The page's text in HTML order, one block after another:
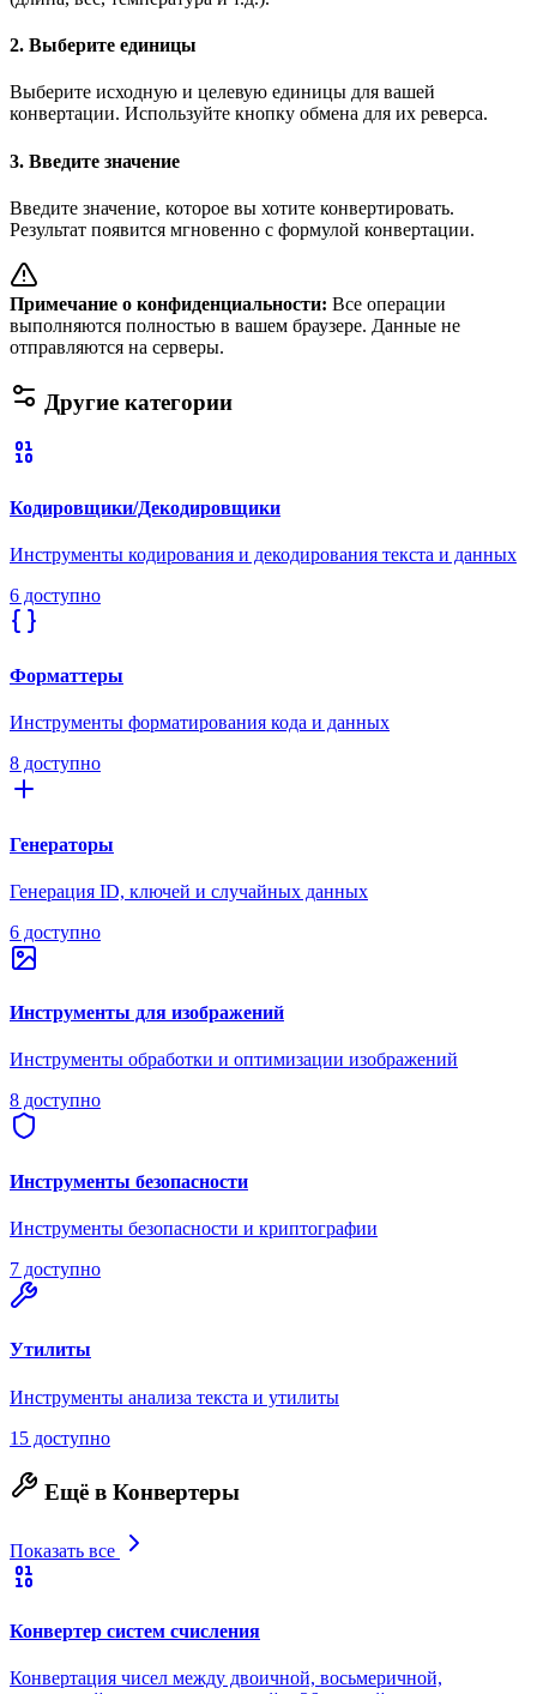
2. Выберите единицы
Выберите исходную и целевую единицы для вашей
конвертации. Используйте кнопку обмена для их реверса.
3. Введите значение
Введите значение, которое вы хотите конвертировать.
Результат появится мгновенно с формулой конвертации.
Примечание о конфиденциальности: Все операции
выполняются полностью в вашем браузере. Данные не
отправляются на серверы.
Другие категории
Кодировщики/Декодировщики
Инструменты кодирования и декодирования текста и данных
6 доступно
Форматтеры
Инструменты форматирования кода и данных
8 доступно
Генераторы
Генерация ID, ключей и случайных данных
6 доступно
Инструменты для изображений
Инструменты обработки и оптимизации изображений
8 доступно
Инструменты безопасности
Инструменты безопасности и криптографии
7 доступно
Утилиты
Инструменты анализа текста и утилиты
15 доступно
Ещё в Конвертеры
Показать все
Конвертер систем счисления
Конвертация чисел между двоичной, восьмеричной,